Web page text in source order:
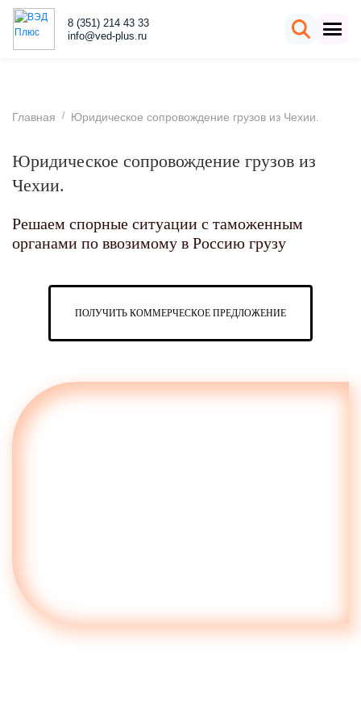
8 (351) 214 43 33
info@ved-plus.ru
Главная / Юридическое сопровождение грузов из Чехии.
Юридическое сопровождение грузов из
Чехии.
Решаем спорные ситуации с таможенным
органами по ввозимому в Россию грузу
ПОЛУЧИТЬ КОММЕРЧЕСКОЕ ПРЕДЛОЖЕНИЕ